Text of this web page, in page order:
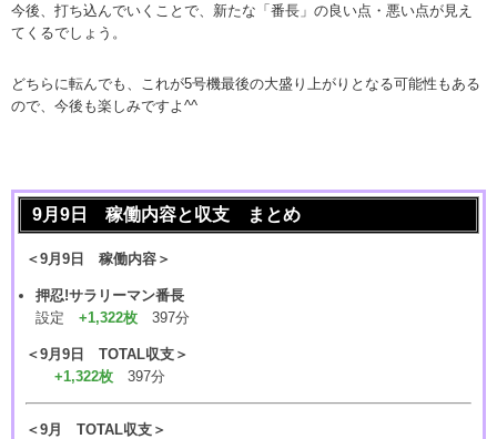
今後、打ち込んでいくことで、新たな「番長」の良い点・悪い点が見え
てくるでしょう。
どちらに転んでも、これが5号機最後の大盛り上がりとなる可能性もある
ので、今後も楽しみですよ^^
9月9日 稼働内容と収支 まとめ
＜9月9日 稼働内容＞
押忍!サラリーマン番長
設定 +1,322枚 397分
＜9月9日 TOTAL収支＞
+1,322枚 397分
＜9月 TOTAL収支＞